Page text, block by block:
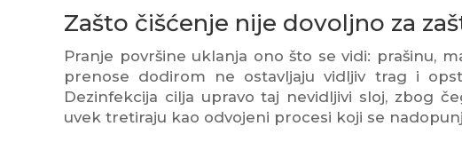
Zašto čišćenje nije dovoljno za
Pranje površine uklanja ono što se vidi: prašinu,
prenose dodirom ne ostavljaju vidljiv trag i
Dezinfekcija cilja upravo taj nevidljivi sloj, zbog
uvek tretiraju kao odvojeni procesi koji se